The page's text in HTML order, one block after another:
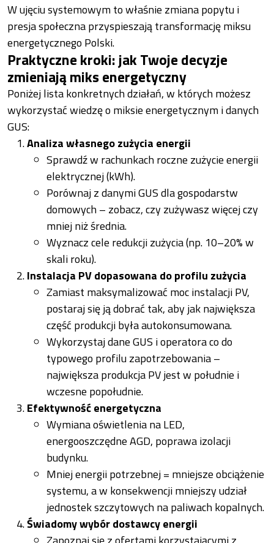
W ujęciu systemowym to właśnie zmiana popytu i
presja społeczna przyspieszają transformację miksu
energetycznego Polski.
Praktyczne kroki: jak Twoje decyzje
zmieniają miks energetyczny
Poniżej lista konkretnych działań, w których możesz
wykorzystać wiedzę o miksie energetycznym i danych
GUS:
Analiza własnego zużycia energii
Sprawdź w rachunkach roczne zużycie energii
elektrycznej (kWh).
Porównaj z danymi GUS dla gospodarstw
domowych – zobacz, czy zużywasz więcej czy
mniej niż średnia.
Wyznacz cele redukcji zużycia (np. 10–20% w
skali roku).
Instalacja PV dopasowana do profilu zużycia
Zamiast maksymalizować moc instalacji PV,
postaraj się ją dobrać tak, aby jak największa
część produkcji była autokonsumowana.
Wykorzystaj dane GUS i operatora co do
typowego profilu zapotrzebowania –
największa produkcja PV jest w południe i
wczesne popołudnie.
Efektywność energetyczna
Wymiana oświetlenia na LED,
energooszczędne AGD, poprawa izolacji
budynku.
Mniej energii potrzebnej = mniejsze obciążenie
systemu, a w konsekwencji mniejszy udział
jednostek szczytowych na paliwach kopalnych.
Świadomy wybór dostawcy energii